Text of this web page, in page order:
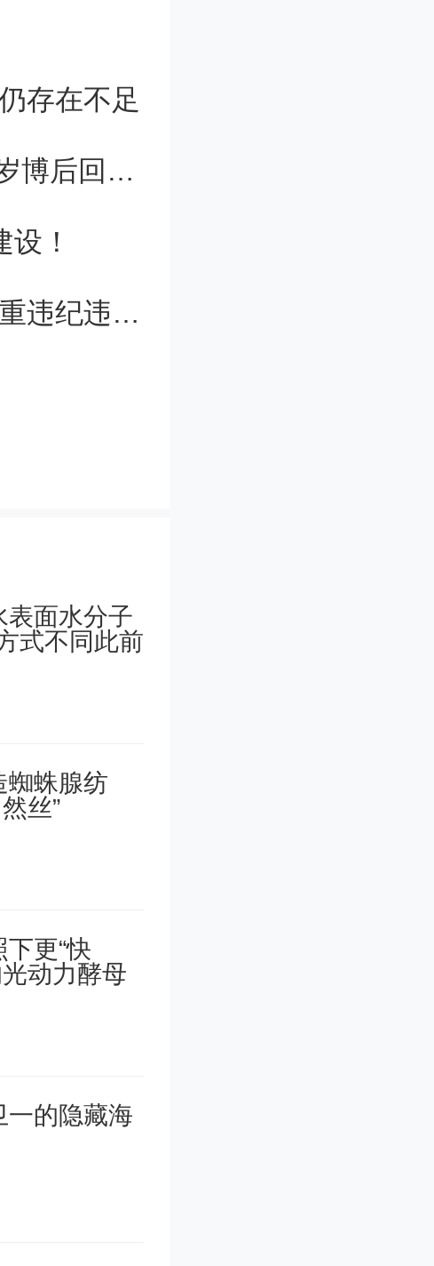
风吹草
加深。而
的士气
来？
汽车板块
科技、
德展健
存在不足
从“失败”实验中挖出封面论文！35岁博后回国即任“985”教授
！
湖北中医药大学原副校长何绍斌严重违纪违法被开除党籍和公职